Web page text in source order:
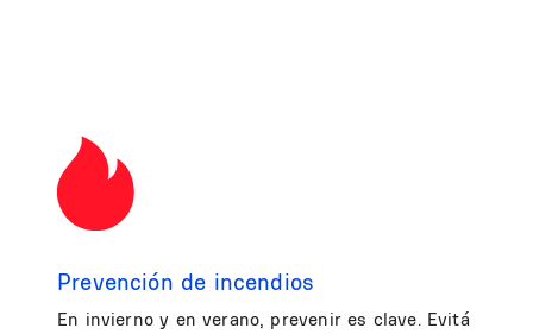
Prevención de incendios
En invierno y en verano, prevenir es clave. Evitá